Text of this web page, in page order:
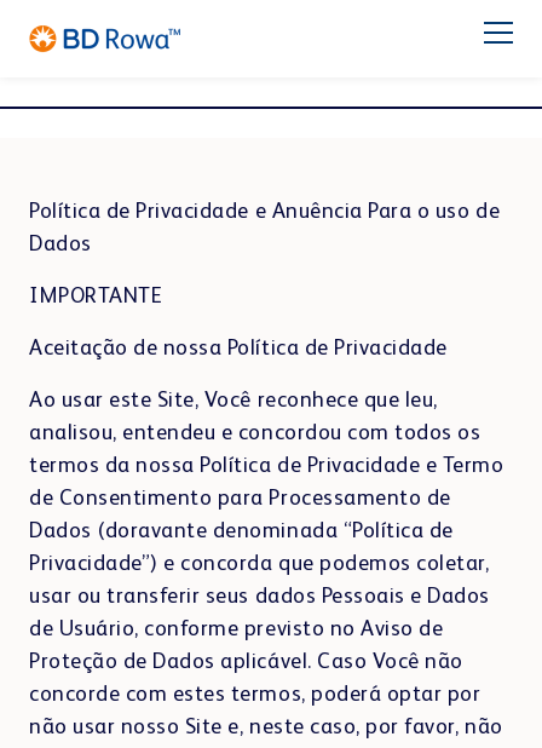
日本語
CENTRO DE DISTRIBUIÇÃO
SOLUÇÕES DE ARMAZENAMENTO
BD Rowa™ Vmax
BD Rowa™ Smart
BD Rowa™ ProLog
Sobre BD Rowa™
CONTATO
Política de Privacidade e Anuência Para o uso de
Dados
IMPORTANTE
Aceitação de nossa Política de Privacidade
Ao usar este Site, Você reconhece que leu,
analisou, entendeu e concordou com todos os
termos da nossa Política de Privacidade e Termo
de Consentimento para Processamento de
Dados (doravante denominada “Política de
Privacidade”) e concorda que podemos coletar,
usar ou transferir seus dados Pessoais e Dados
de Usuário, conforme previsto no Aviso de
Proteção de Dados aplicável. Caso Você não
concorde com estes termos, poderá optar por
não usar nosso Site e, neste caso, por favor, não